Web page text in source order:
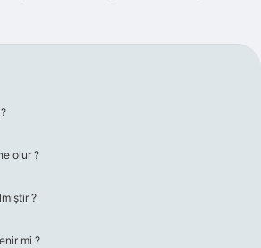
olur ?
?
mi ?